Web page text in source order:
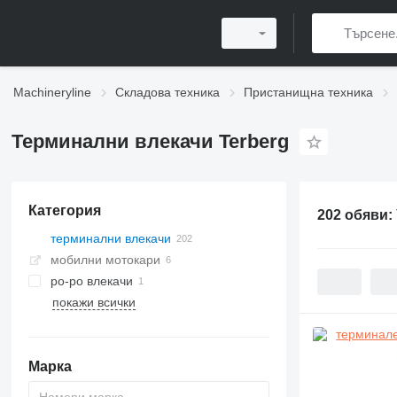
Machineryline Складова техника Пристанищна техника
Терминални влекачи Terberg
Категория
терминални влекачи
мобилни мотокари
ро-ро влекачи
покажи всички
Марка
202 обяви: